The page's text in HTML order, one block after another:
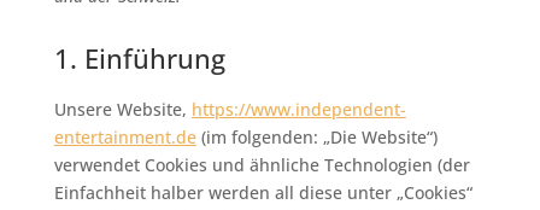
1. Einführung
Unsere Website, https://www.independent-
entertainment.de(im folgenden: „Die Website“)
verwendet Cookies und ähnliche Technologien (der
Einfachheit halber werden all diese unter „Cookies“